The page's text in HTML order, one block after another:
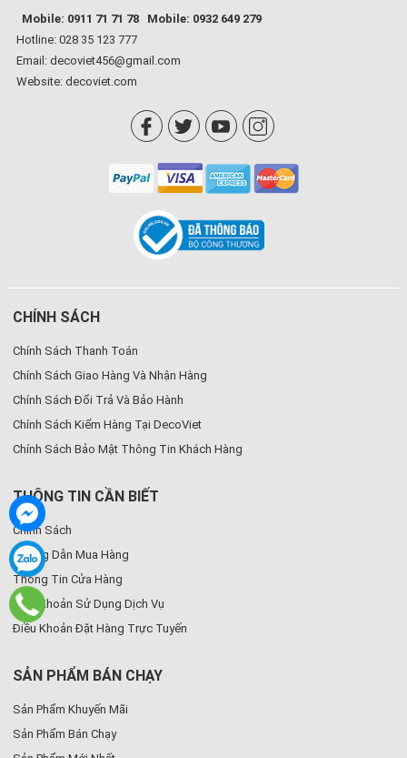
Mobile: 0911 71 71 78
Mobile: 0932 649 279
Hotline: 028 35 123 777
Email: decoviet456@gmail.com
Website: decoviet.com
CHÍNH SÁCH
Chính Sách Thanh Toán
Chính Sách Giao Hàng Và Nhận Hàng
Chính Sách Đổi Trả Và Bảo Hành
Chính Sách Kiểm Hàng Tại DecoViet
Chính Sách Bảo Mật Thông Tin Khách Hàng
THÔNG TIN CẦN BIẾT
Chính Sách
Hướng Dẫn Mua Hàng
Thông Tin Cửa Hàng
Điều Khoản Sử Dụng Dịch Vụ
Điều Khoản Đặt Hàng Trực Tuyến
SẢN PHẨM BÁN CHẠY
Sản Phẩm Khuyến Mãi
Sản Phẩm Bán Chạy